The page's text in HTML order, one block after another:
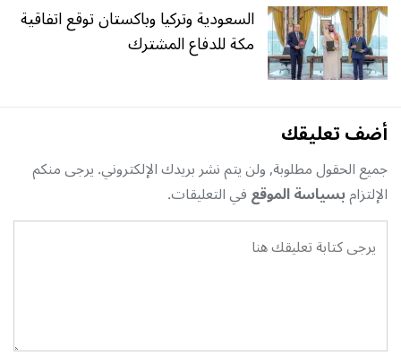
السعودية وتركيا وباكستان توقع اتفاقية
مكة للدفاع المشترك
أضف تعليقك
جميع الحقول مطلوبة, ولن يتم نشر بريدك الإلكتروني. يرجى منكم
الإلتزامبسياسة الموقعفي التعليقات.